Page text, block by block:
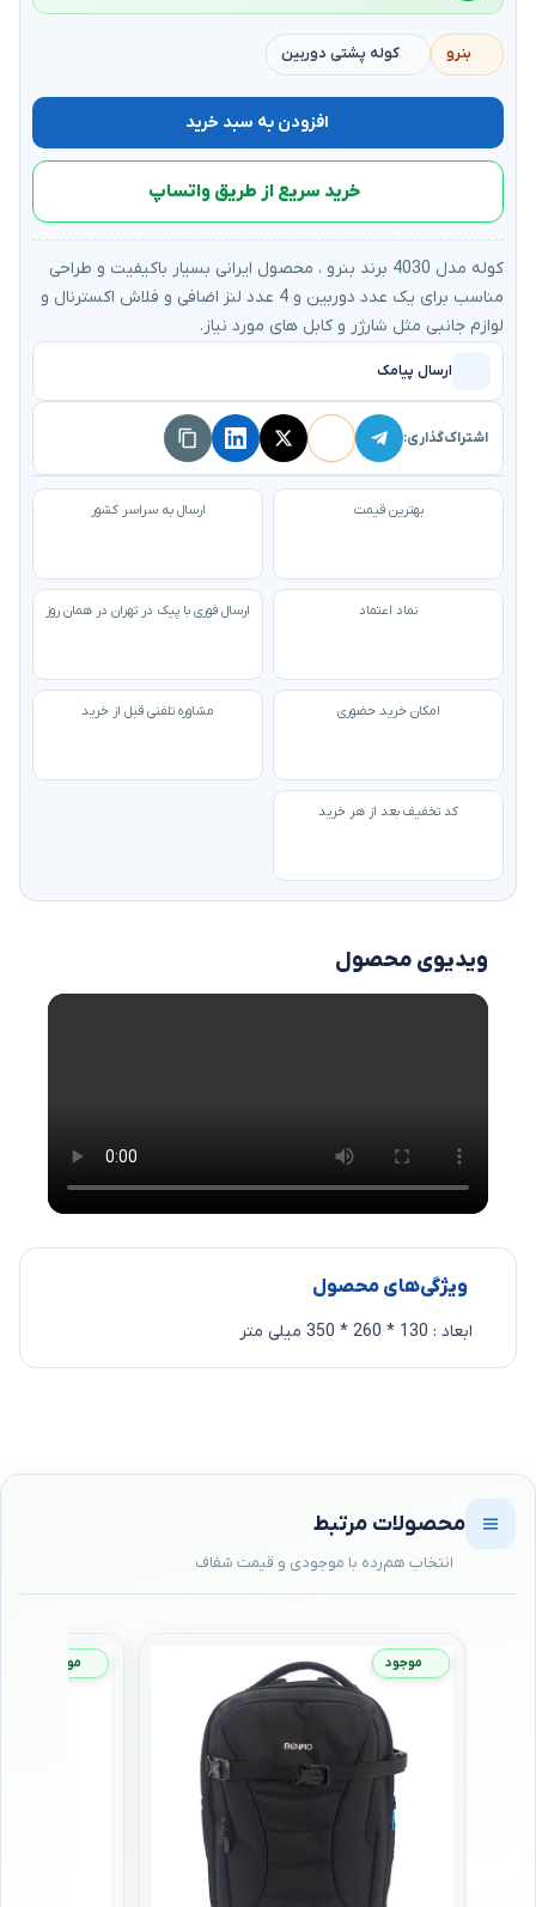
بنرو کوله پشتی دوربین
افزودن به سبد خرید
خرید سریع از طریق واتساپ
کوله مدل 4030 برند بنرو ، محصول ایرانی بسیار باکیفیت و طراحی
مناسب برای یک عدد دوربین و 4 عدد لنز اضافی و فلاش اکسترنال و
لوازم جانبی مثل شارژر و کابل های مورد نیاز.
ارسال پیامک
اشتراک‌گذاری:
بهترین قیمت ارسال به سراسر کشور
نماد اعتماد ارسال فوری با پیک در تهران در همان روز
امکان خرید حضوری مشاوره تلفنی قبل از خرید
کد تخفیف بعد از هر خرید
ویدیوی محصول
ویژگی‌های محصول
ابعاد : 130 * 260 * 350 میلی متر
محصولات مرتبط
موجود موجود